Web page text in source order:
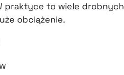
praktyce to wiele drobnych
obciążenie.